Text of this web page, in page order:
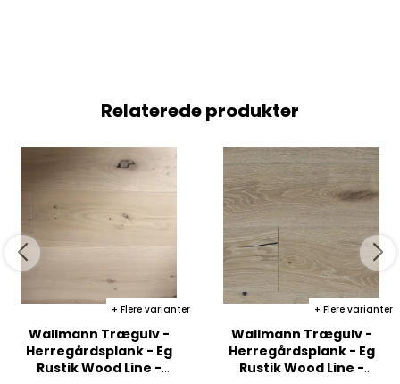
Relaterede produkter
Flere varianter
Wallmann Trægulv -
Herregårdsplank - Eg
Rustik Wood Line -
Flere varianter
Wallmann Trægulv -
Herregårdsplank - Eg
Rustik Wood Line -